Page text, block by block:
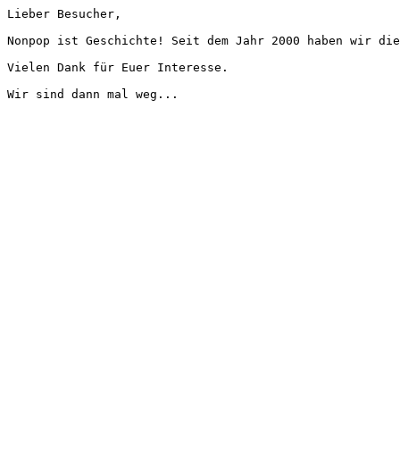
Lieber Besucher,
Nonpop ist Geschichte! Seit dem Jahr 2000 haben wir
Vielen Dank für Euer Interesse.
Wir sind dann mal weg...